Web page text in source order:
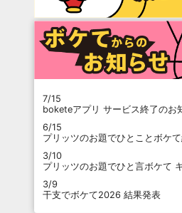
7/15
boketeアプリ サービス終了のお
6/15
プリッツのお題でひとことボケ
3/10
プリッツのお題でひと言ボケて
3/9
干支でボケて2026 結果発表